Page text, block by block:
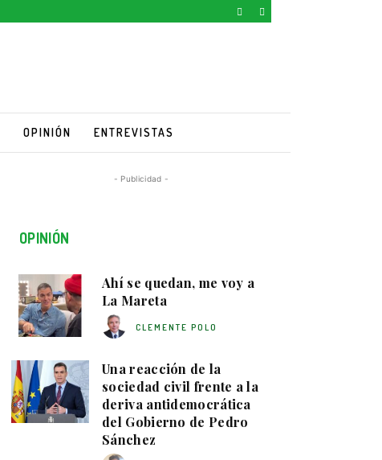
OPINIÓN ENTREVISTAS
- Publicidad -
OPINIÓN
Ahí se quedan, me voy a
La Mareta
CLEMENTE POLO
Una reacción de la
sociedad civil frente a la
deriva antidemocrática
del Gobierno de Pedro
Sánchez